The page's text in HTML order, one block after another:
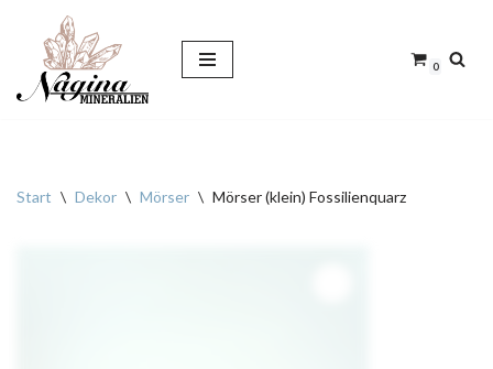
Zum
Inhalt
0
Start \ Dekor \ Mörser \ Mörser (klein) Fossilienquarz